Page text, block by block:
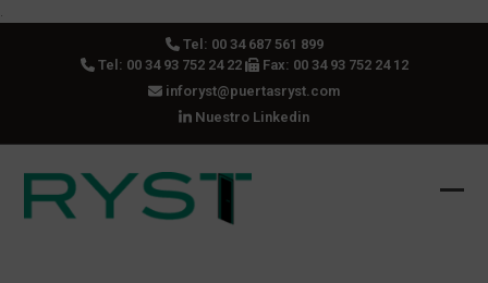
Tel: 00 34 687 561 899
Tel: 00 34 93 752 24 22
Fax: 00 34 93 752 24 12
inforyst@puertasryst.com
Nuestro Linkedin